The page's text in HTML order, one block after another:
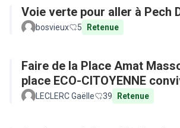
Voie verte pour aller à Pech
bosvieux 5 Retenue
Faire de la Place Amat
place ECO-CITOYENNE
LECLERC Gaëlle 39 Retenue